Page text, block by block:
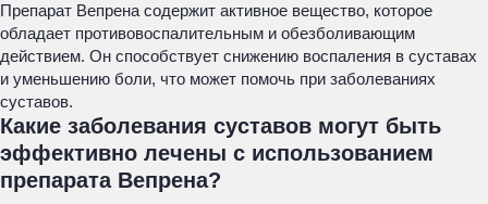
Препарат Вепрена содержит активное вещество, которое
обладает противовоспалительным и обезболивающим
действием. Он способствует снижению воспаления в суставах
и уменьшению боли, что может помочь при заболеваниях
суставов.
Какие заболевания суставов могут быть
эффективно лечены с использованием
препарата Вепрена?